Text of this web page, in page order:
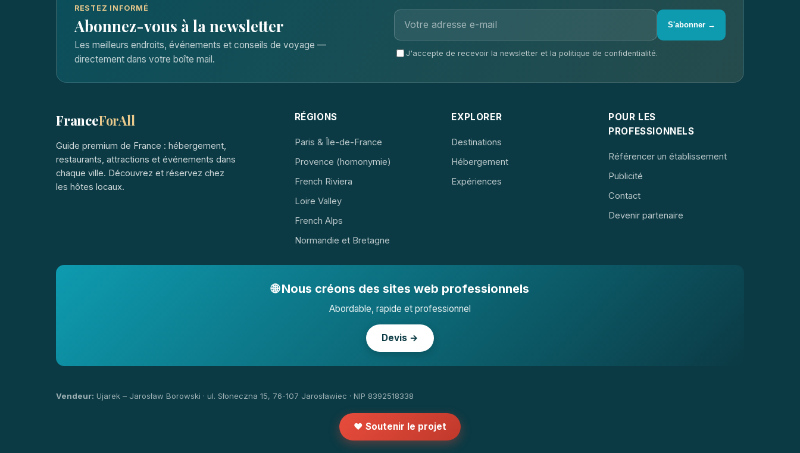
RESTEZ INFORMÉ
Abonnez-vous à la newsletter
Les meilleurs endroits, événements et conseils de voyage —
directement dans votre boîte mail.
S'abonner →
J'accepte de recevoir la newsletter et la politique de confidentialité.
FranceForAll
Guide premium de France : hébergement,
restaurants, attractions et événements dans
chaque ville. Découvrez et réservez chez
les hôtes locaux.
RÉGIONS
Paris & Île-de-France
Provence (homonymie)
French Riviera
Loire Valley
French Alps
Normandie et Bretagne
EXPLORER
Destinations
Hébergement
Expériences
POUR LES
PROFESSIONNELS
Référencer un établissement
Publicité
Contact
Devenir partenaire
🌐 Nous créons des sites web professionnels
Abordable, rapide et professionnel
Devis →
Vendeur: Ujarek – Jarosław Borowski · ul. Słoneczna 15, 76-107 Jarosławiec · NIP 8392518338
❤️ Soutenir le projet